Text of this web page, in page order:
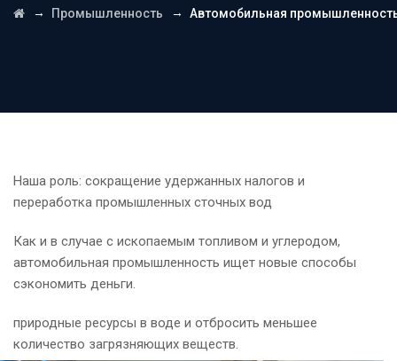
→ Промышленность → Автомобильная
Наша роль: сокращение удержанных налогов и
переработка промышленных сточных вод
Как и в случае с ископаемым топливом и углеродом,
автомобильная промышленность ищет новые способы
сэкономить деньги.
природные ресурсы в воде и отбросить меньшее
количество загрязняющих веществ.